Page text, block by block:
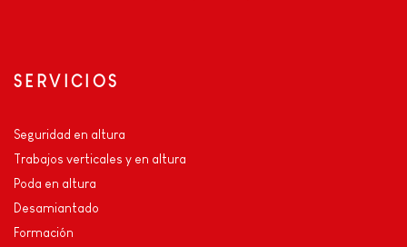
SERVICIOS
Seguridad en altura
Trabajos verticales y en altura
Poda en altura
Desamiantado
Formación